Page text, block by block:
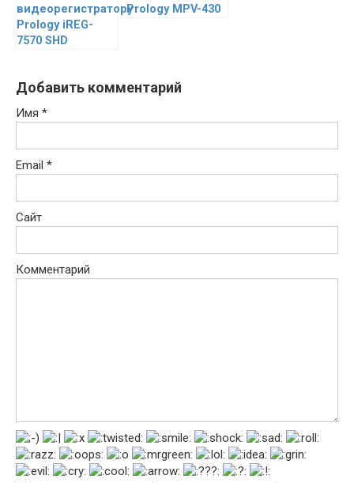
видеорегистратору
Prology iREG-
7570 SHD
Prology MPV-430
Добавить комментарий
Имя *
Email *
Сайт
Комментарий